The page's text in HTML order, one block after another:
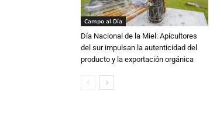
Campo al Día
Día Nacional de la Miel: Apicultores
del sur impulsan la autenticidad del
producto y la exportación orgánica